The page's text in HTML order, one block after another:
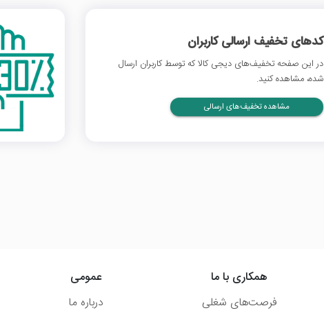
کدهای تخفیف ارسالی کاربران
در این صفحه تخفیف‌های دیجی کالا که توسط کاربران ارسال
شده، مشاهده کنید.
مشاهده تخفیف‌های ارسالی
همکاری با ما
فرصت‌های شغلی
عمومی
درباره ما